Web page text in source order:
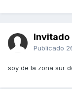
Publicado
soy de la zona sur